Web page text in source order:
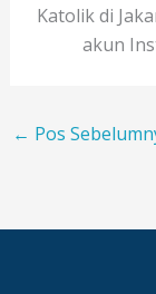
Katolik di
akun
← Pos